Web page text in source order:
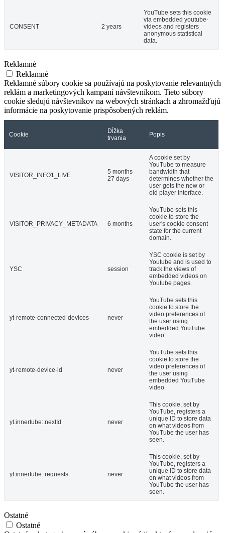
CONSENT 2 years
YouTube sets this cookie
via embedded youtube-
videos and registers
anonymous statistical
data.
Reklamné
Reklamné
Reklamné súbory cookie sa používajú na poskytovanie relevantných
reklám a marketingových kampaní návštevníkom. Tieto súbory
cookie sledujú návštevníkov na webových stránkach a zhromažďujú
informácie na poskytovanie prispôsobených reklám.
Cookie
Dĺžka
trvania
Popis
VISITOR_INFO1_LIVE
5 months
27 days
A cookie set by
YouTube to measure
bandwidth that
determines whether the
user gets the new or
old player interface.
VISITOR_PRIVACY_METADATA 6 months
YouTube sets this
cookie to store the
user's cookie consent
state for the current
domain.
YSC session
YSC cookie is set by
Youtube and is used to
track the views of
embedded videos on
Youtube pages.
yt-remote-connected-devices never
YouTube sets this
cookie to store the
video preferences of
the user using
embedded YouTube
video.
yt-remote-device-id never
YouTube sets this
cookie to store the
video preferences of
the user using
embedded YouTube
video.
yt.innertube::nextId never
This cookie, set by
YouTube, registers a
unique ID to store data
on what videos from
YouTube the user has
seen.
yt.innertube::requests never
This cookie, set by
YouTube, registers a
unique ID to store data
on what videos from
YouTube the user has
seen.
Ostatné
Ostatné